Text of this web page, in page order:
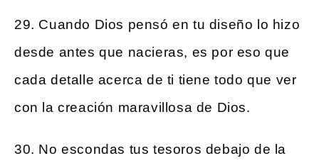
29. Cuando Dios pensó en tu diseño lo hizo
desde antes que nacieras, es por eso que
cada detalle acerca de ti tiene todo que ver
con la creación maravillosa de Dios.
30. No escondas tus tesoros debajo de la